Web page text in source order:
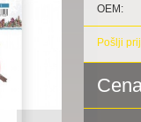
OEM:
Pošlji